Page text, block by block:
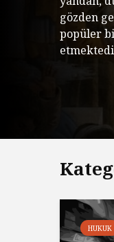
gözden
popüler
HUKUK